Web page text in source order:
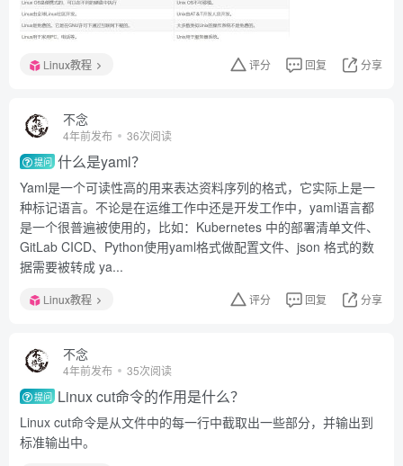
Linux教程 评分 回复 分享
不念
4年前发布 36次阅读
提问 什么是yaml？
Yaml是一个可读性高的用来表达资料序列的格式，它实际上是一
种标记语言。不论是在运维工作中还是开发工作中，yaml语言都
是一个很普遍被使用的，比如：Kubernetes 中的部署清单文件、
GitLab CICD、Python使用yaml格式做配置文件、json 格式的数
据需要被转成 ya...
Linux教程 评分 回复 分享
不念
4年前发布 35次阅读
提问 Linux cut命令的作用是什么？
Linux cut命令是从文件中的每一行中截取出一些部分，并输出到
标准输出中。